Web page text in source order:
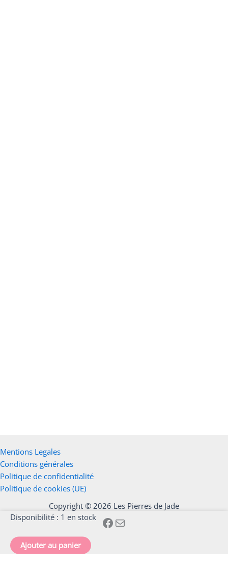
Mentions Legales
Conditions générales
Politique de confidentialité
Politique de cookies (UE)
Copyright © 2026 Les Pierres de Jade
Disponibilité : 1 en stock
quantité
Bague
larimar
Ajouter au panier